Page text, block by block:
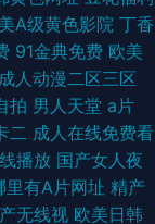
A级黄色影院 丁香
91金典免费 欧美
成人动漫二区三区
拍 男人天堂 a片
二 成人在线免费看
播放 国产女人夜
里有A片网址 精产
无线视 欧美日韩